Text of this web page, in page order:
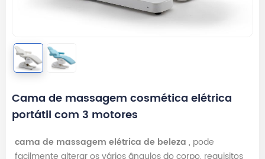
Cama de massagem cosmética elétrica
portátil com 3 motores
cama de massagem elétrica de beleza , pode